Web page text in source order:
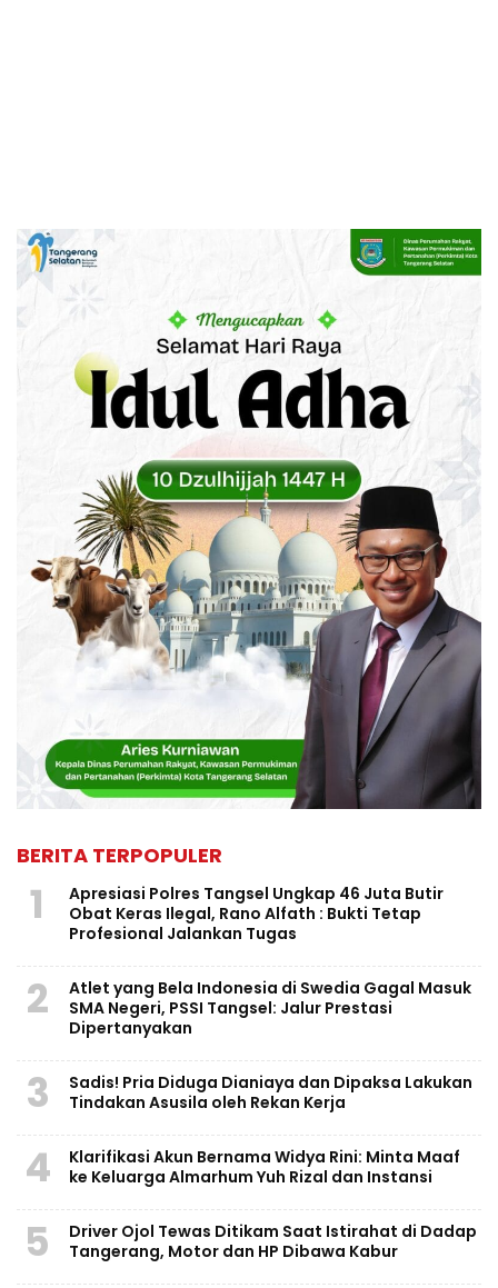
BERITA TERPOPULER
1
Apresiasi Polres Tangsel Ungkap 46 Juta Butir
Obat Keras Ilegal, Rano Alfath : Bukti Tetap
Profesional Jalankan Tugas
2
Atlet yang Bela Indonesia di Swedia Gagal Masuk
SMA Negeri, PSSI Tangsel: Jalur Prestasi
Dipertanyakan
3
Sadis! Pria Diduga Dianiaya dan Dipaksa Lakukan
Tindakan Asusila oleh Rekan Kerja
4
Klarifikasi Akun Bernama Widya Rini: Minta Maaf
ke Keluarga Almarhum Yuh Rizal dan Instansi
5
Driver Ojol Tewas Ditikam Saat Istirahat di Dadap
Tangerang, Motor dan HP Dibawa Kabur